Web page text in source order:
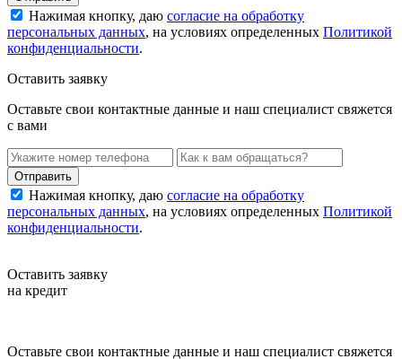
Нажимая кнопку, даю согласие на обработку
персональных данных, на условиях определенных Политикой
конфиденциальности.
Оставить заявку
Оставьте свои контактные данные и наш специалист свяжется
с вами
Нажимая кнопку, даю согласие на обработку
персональных данных, на условиях определенных Политикой
конфиденциальности.
Оставить заявку
на кредит
Оставьте свои контактные данные и наш специалист свяжется